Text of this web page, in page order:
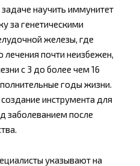
научить иммунитет
за генетическими
железы, где
лечения почти неизбежен,
с 3 до более чем 16
годы жизни.
инструмента для
заболеванием после
указывают на